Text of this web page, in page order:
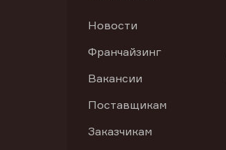
Новости
Франчайзинг
Вакансии
Поставщикам
Заказчикам